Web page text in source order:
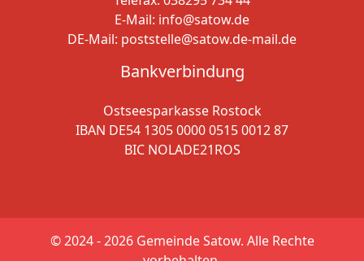
E-Mail: info@satow.de
DE-Mail: poststelle@satow.de-mail.de
Bankverbindung
Ostseesparkasse Rostock
IBAN DE54 1305 0000 0515 0012 87
BIC NOLADE21ROS
© 2024 - 2026Gemeinde Satow. Alle Rechte